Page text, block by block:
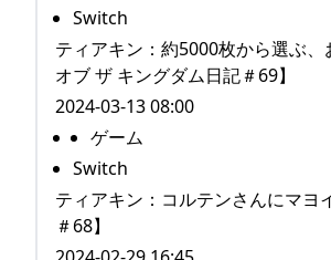
Switch
ティアキン：約5000枚から選ぶ
オブ ザ キングダム日記＃69】
2024-03-13 08:00
ゲーム
Switch
ティアキン：コルテンさんにマヨ
＃68】